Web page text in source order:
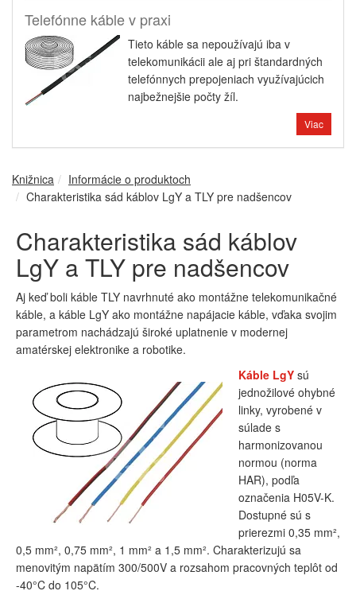
Telefónne káble v praxi
Tieto káble sa nepoužívajú iba v
telekomunikácii ale aj pri štandardných
telefónnych prepojeniach využívajúcich
najbežnejšie počty žíl.
Viac
Knižnica
Informácie o produktoch
Charakteristika sád káblov LgY a TLY pre nadšencov
Charakteristika sád káblov
LgY a TLY pre nadšencov
Aj keď boli káble TLY navrhnuté ako montážne telekomunikačné
káble, a káble LgY ako montážne napájacie káble, vďaka svojim
parametrom nachádzajú široké uplatnenie v modernej
amatérskej elektronike a robotike.
Káble LgY sú
jednožilové ohybné
linky, vyrobené v
súlade s
harmonizovanou
normou (norma
HAR), podľa
označenia H05V-K.
Dostupné sú s
prierezmi 0,35 mm²,
0,5 mm², 0,75 mm², 1 mm² a 1,5 mm². Charakterizujú sa
menovitým napätím 300/500V a rozsahom pracovných teplôt od
-40°C do 105°C.